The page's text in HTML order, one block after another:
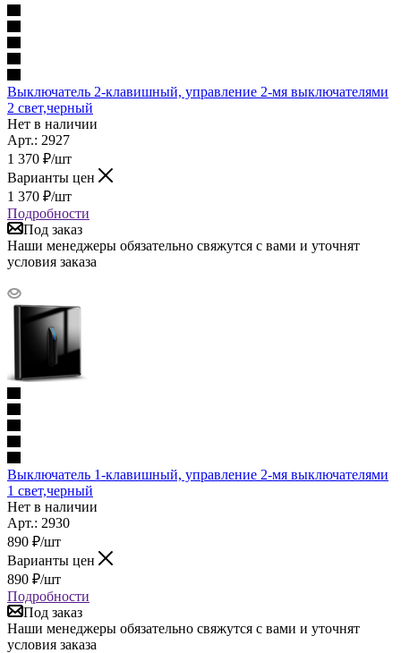
Выключатель 2-клавишный, управление 2-мя выключателями
2 свет,черный
Нет в наличии
Арт.: 2927
1 370 ₽/шт
Варианты цен
1 370 ₽/шт
Подробности
Под заказ
Наши менеджеры обязательно свяжутся с вами и уточнят
условия заказа
Выключатель 1-клавишный, управление 2-мя выключателями
1 свет,черный
Нет в наличии
Арт.: 2930
890 ₽/шт
Варианты цен
890 ₽/шт
Подробности
Под заказ
Наши менеджеры обязательно свяжутся с вами и уточнят
условия заказа